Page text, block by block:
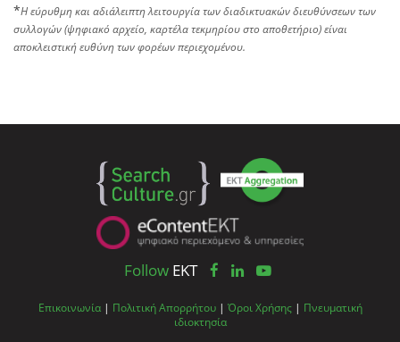
*Η εύρυθμη και αδιάλειπτη λειτουργία των διαδικτυακών διευθύνσεων των
συλλογών (ψηφιακό αρχείο, καρτέλα τεκμηρίου στο αποθετήριο) είναι
αποκλειστική ευθύνη των φορέων περιεχομένου.
Follow EKT
Επικοινωνία | Πολιτική Απορρήτου | Όροι Χρήσης | Πνευματική
ιδιοκτησία